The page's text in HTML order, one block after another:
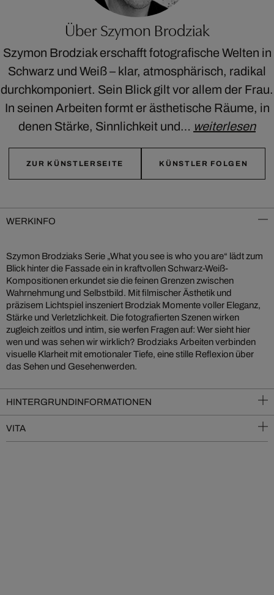
Über Szymon Brodziak
Szymon Brodziak erschafft fotografische Welten in
Schwarz und Weiß – klar, atmosphärisch, radikal
durchkomponiert. Sein Blick gilt vor allem der Frau.
In seinen Arbeiten formt er ästhetische Räume, in
denen Stärke, Sinnlichkeit und… weiterlesen
ZUR KÜNSTLERSEITE KÜNSTLER FOLGEN
WERKINFO
Szymon Brodziaks Serie „What you see is who you are“ lädt zum
Blick hinter die Fassade ein in kraftvollen Schwarz-Weiß-
Kompositionen erkundet sie die feinen Grenzen zwischen
Wahrnehmung und Selbstbild. Mit filmischer Ästhetik und
präzisem Lichtspiel inszeniert Brodziak Momente voller Eleganz,
Stärke und Verletzlichkeit. Die fotografierten Szenen wirken
zugleich zeitlos und intim, sie werfen Fragen auf: Wer sieht hier
wen und was sehen wir wirklich? Brodziaks Arbeiten verbinden
visuelle Klarheit mit emotionaler Tiefe, eine stille Reflexion über
das Sehen und Gesehenwerden.
HINTERGRUNDINFORMATIONEN
VITA